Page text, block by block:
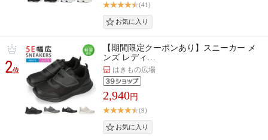
(41)
2位
【期間限定クーポンあり】スニーカー メ
ンズ レディ…
はきもの広場
2,940円
(9)